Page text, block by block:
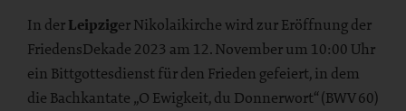
In derLeipziger Nikolaikirche wird zur Eröffnung der
FriedensDekade 2023 am 12. November um 10:00 Uhr
ein Bittgottesdienst für den Frieden gefeiert, in dem
die Bachkantate „O Ewigkeit, du Donnerwort“ (BWV 60)